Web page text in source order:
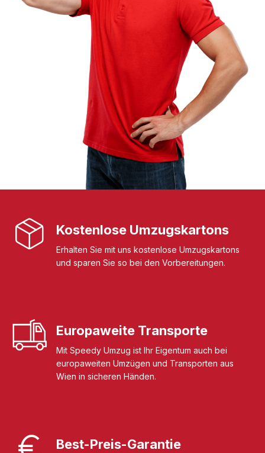
Kostenlose Umzugskartons
Erhalten Sie mit uns kostenlose Umzugskartons
und sparen Sie so bei den Vorbereitungen.
Europaweite Transporte
Mit Speedy Umzug ist Ihr Eigentum auch bei
europaweiten Umzügen und Transporten aus
Wien in sicheren Händen.
Best-Preis-Garantie